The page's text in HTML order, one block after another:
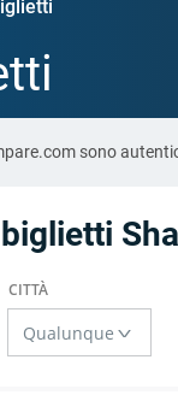
sono